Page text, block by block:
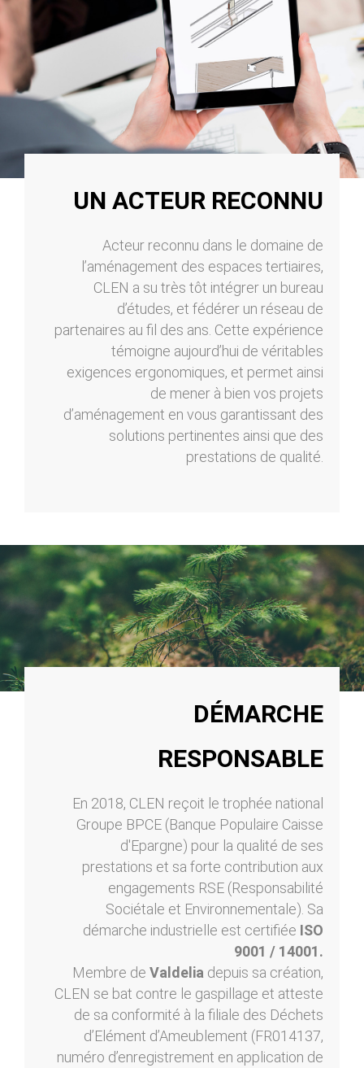
UN ACTEUR RECONNU
Acteur reconnu dans le domaine de
l’aménagement des espaces tertiaires,
CLEN a su très tôt intégrer un bureau
d’études, et fédérer un réseau de
partenaires au fil des ans. Cette expérience
témoigne aujourd’hui de véritables
exigences ergonomiques, et permet ainsi
de mener à bien vos projets
d’aménagement en vous garantissant des
solutions pertinentes ainsi que des
prestations de qualité.
DÉMARCHE
RESPONSABLE
En 2018, CLEN reçoit le trophée national
Groupe BPCE (Banque Populaire Caisse
d'Epargne) pour la qualité de ses
prestations et sa forte contribution aux
engagements RSE (Responsabilité
Sociétale et Environnementale). Sa
démarche industrielle est certifiée ISO
9001 / 14001.
Membre de Valdelia depuis sa création,
CLEN se bat contre le gaspillage et atteste
de sa conformité à la filiale des Déchets
d’Elément d’Ameublement (FR014137,
numéro d’enregistrement en application de